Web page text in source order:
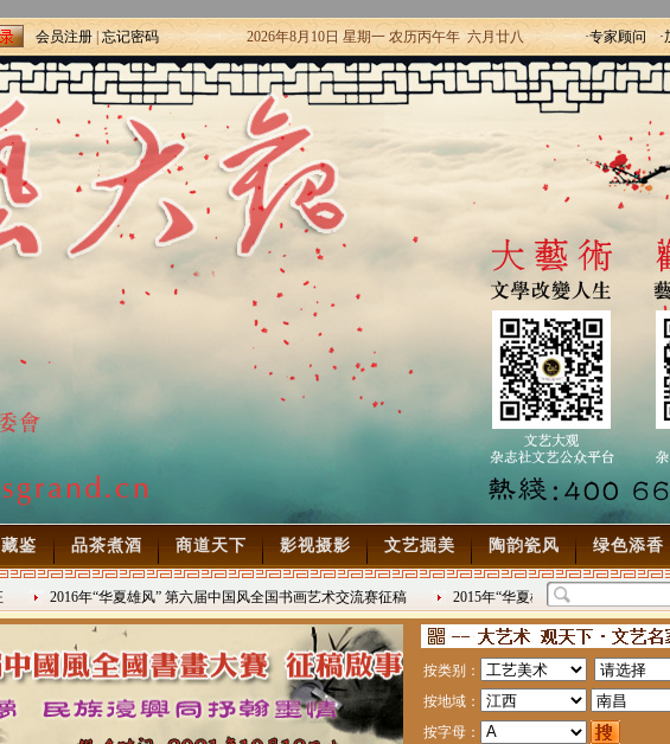
会员注册|忘记密码 2026年8月10日 星期一 农历丙午年 六月廿八 ·专家顾问
藏鉴 品茶煮酒 商道天下 影视摄影 文艺掘美 陶韵瓷风 绿色添香
2016年“华夏雄风” 第六届中国风全国书画艺术交流赛征稿
2016/8/27
2015年“华夏雄风” 第五届中国风全
日战争胜利70周年书画展7月28日起征稿
按类别：
按地域：
按字母：